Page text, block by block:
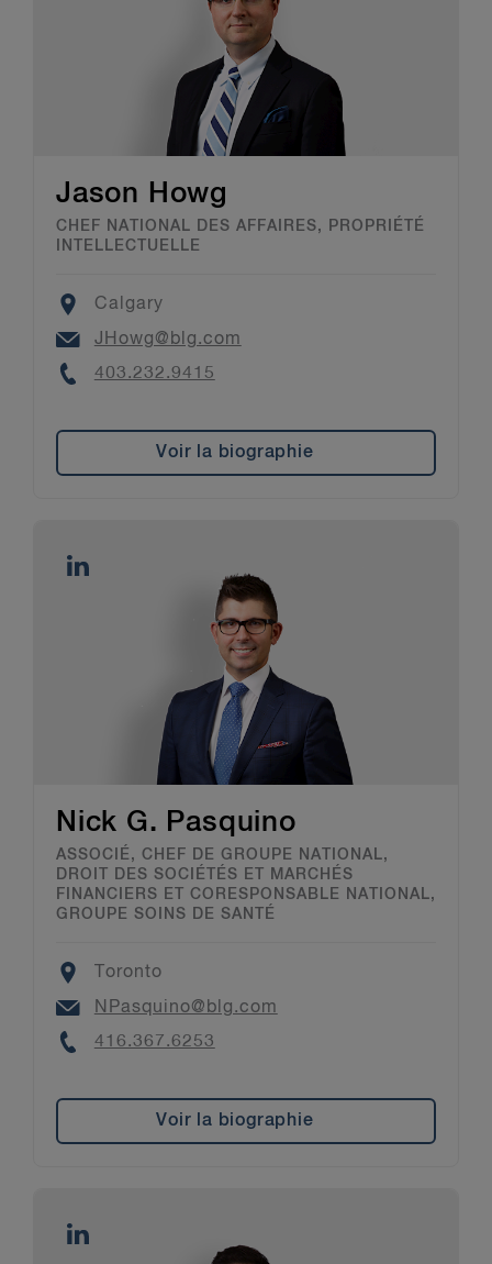
Jason Howg
CHEF NATIONAL DES AFFAIRES, PROPRIÉTÉ
INTELLECTUELLE
Location
Calgary
Email
JHowg@blg.com
Phone
403.232.9415
Voir la biographie
Nick G. Pasquino
ASSOCIÉ, CHEF DE GROUPE NATIONAL,
DROIT DES SOCIÉTÉS ET MARCHÉS
FINANCIERS ET CORESPONSABLE NATIONAL,
GROUPE SOINS DE SANTÉ
Location
Toronto
Email
NPasquino@blg.com
Phone
416.367.6253
Voir la biographie